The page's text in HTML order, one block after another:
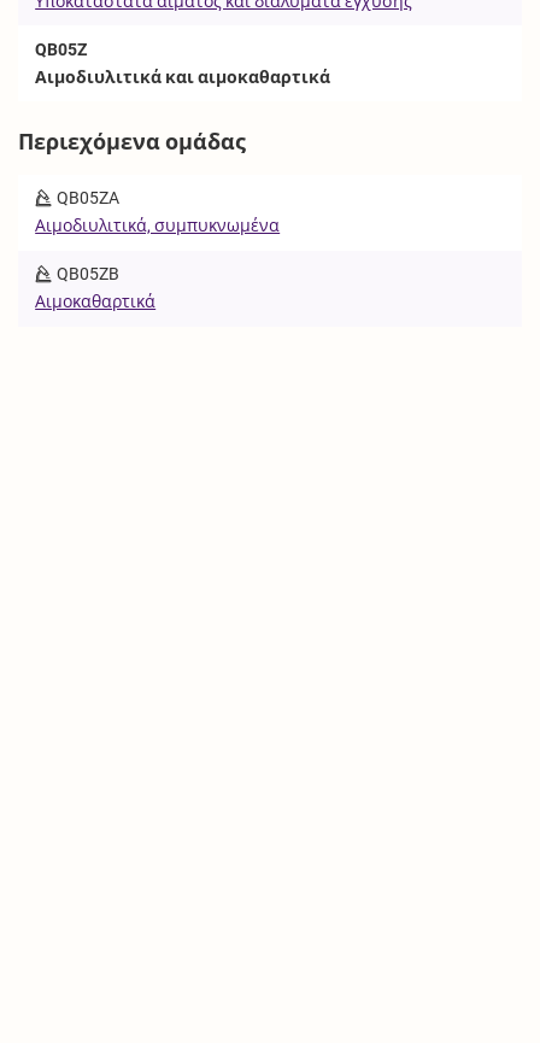
QB05Z
Αιμοδιυλιτικά και αιμοκαθαρτικά
Περιεχόμενα ομάδας
QB05ZA
Αιμοδιυλιτικά, συμπυκνωμένα
QB05ZB
Αιμοκαθαρτικά